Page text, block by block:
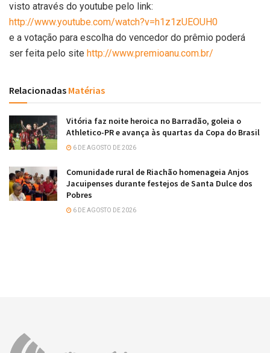
visto através do youtube pelo link:
http://www.youtube.com/watch?v=h1z1zUEOUH0
e a votação para escolha do vencedor do prêmio poderá
ser feita pelo site http://www.premioanu.com.br/
Relacionadas Matérias
Vitória faz noite heroica no Barradão, goleia o
Athletico-PR e avança às quartas da Copa do Brasil
6 DE AGOSTO DE 2026
Comunidade rural de Riachão homenageia Anjos
Jacuipenses durante festejos de Santa Dulce dos
Pobres
6 DE AGOSTO DE 2026